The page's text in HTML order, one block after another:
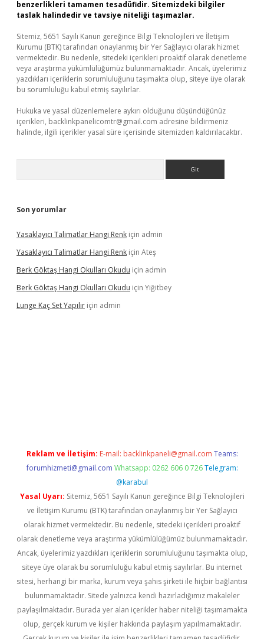
benzerlikleri tamamen tesadüfidir. Sitemizdeki bilgiler
taslak halindedir ve tavsiye niteliği taşımazlar.
Sitemiz, 5651 Sayılı Kanun gereğince Bilgi Teknolojileri ve İletişim
Kurumu (BTK) tarafından onaylanmış bir Yer Sağlayıcı olarak hizmet
vermektedir. Bu nedenle, sitedeki içerikleri proaktif olarak denetleme
veya araştırma yükümlülüğümüz bulunmamaktadır. Ancak, üyelerimiz
yazdıkları içeriklerin sorumluluğunu taşımakta olup, siteye üye olarak
bu sorumluluğu kabul etmiş sayılırlar.
Hukuka ve yasal düzenlemelere aykırı olduğunu düşündüğünüz
içerikleri, backlinkpanelicomtr@gmail.com adresine bildirmeniz
halinde, ilgili içerikler yasal süre içerisinde sitemizden kaldırılacaktır.
Son yorumlar
Yasaklayıcı Talimatlar Hangi Renk için admin
Yasaklayıcı Talimatlar Hangi Renk için Ateş
Berk Göktaş Hangi Okulları Okudu için admin
Berk Göktaş Hangi Okulları Okudu için Yiğitbey
Lunge Kaç Set Yapılır için admin
Reklam ve İletişim: E-mail: backlinkpaneli@gmail.com Teams:
forumhizmeti@gmail.com Whatsapp: 0262 606 0 726 Telegram:
@karabul
Yasal Uyarı: Sitemiz, 5651 Sayılı Kanun gereğince Bilgi Teknolojileri
ve İletişim Kurumu (BTK) tarafından onaylanmış bir Yer Sağlayıcı
olarak hizmet vermektedir. Bu nedenle, sitedeki içerikleri proaktif
olarak denetleme veya araştırma yükümlülüğümüz bulunmamaktadır.
Ancak, üyelerimiz yazdıkları içeriklerin sorumluluğunu taşımakta olup,
siteye üye olarak bu sorumluluğu kabul etmiş sayılırlar. Bu internet
sitesi, herhangi bir marka, kurum veya şahıs şirketi ile hiçbir bağlantısı
bulunmamaktadır. Sitede yalnızca kendi hazırladığımız makaleler
paylaşılmaktadır. Burada yer alan içerikler haber niteliği taşımamakta
olup, gerçek kurum ve kişiler hakkında paylaşım yapılmamaktadır.